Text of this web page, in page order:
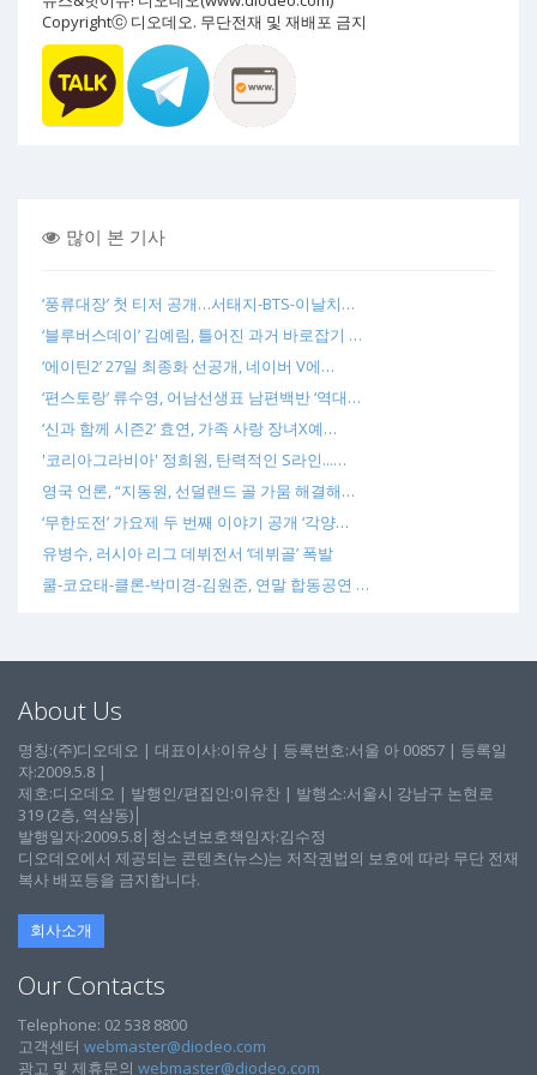
Copyrightⓒ 디오데오. 무단전재 및 재배포 금지
많이 본 기사
‘풍류대장’ 첫 티저 공개…서태지-BTS-이날치…
‘블루버스데이’ 김예림, 틀어진 과거 바로잡기 …
‘에이틴2’ 27일 최종화 선공개, 네이버 V에…
‘편스토랑’ 류수영, 어남선생표 남편백반 ‘역대…
‘신과 함께 시즌2’ 효연, 가족 사랑 장녀X예…
'코리아그라비아' 정희원, 탄력적인 S라인...…
영국 언론, “지동원, 선덜랜드 골 가뭄 해결해…
‘무한도전’ 가요제 두 번째 이야기 공개 ‘각양…
유병수, 러시아 리그 데뷔전서 ‘데뷔골’ 폭발
쿨-코요태-클론-박미경-김원준, 연말 합동공연 …
About Us
명칭:(주)디오데오 | 대표이사:이유상 | 등록번호:서울 아 00857 | 등록일
자:2009.5.8 |
제호:디오데오 | 발행인/편집인:이유찬 | 발행소:서울시 강남구 논현로
319 (2층, 역삼동)│
발행일자:2009.5.8│청소년보호책임자:김수정
디오데오에서 제공되는 콘텐츠(뉴스)는 저작권법의 보호에 따라 무단 전재
복사 배포등을 금지합니다.
회사소개
Our Contacts
Telephone: 02 538 8800
고객센터 webmaster@diodeo.com
광고 및 제휴문의 webmaster@diodeo.com